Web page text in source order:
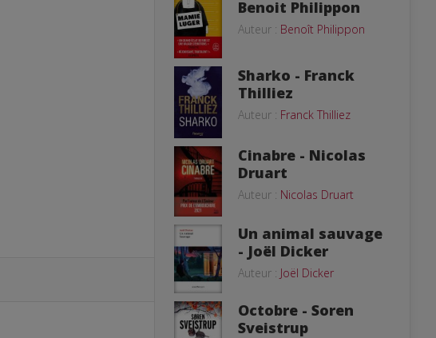
Benoit Philippon
Auteur : Benoît Philippon
Sharko - Franck
Thilliez
Auteur : Franck Thilliez
Cinabre - Nicolas
Druart
Auteur : Nicolas Druart
Un animal sauvage
- Joël Dicker
Auteur : Joël Dicker
Octobre - Soren
Sveistrup